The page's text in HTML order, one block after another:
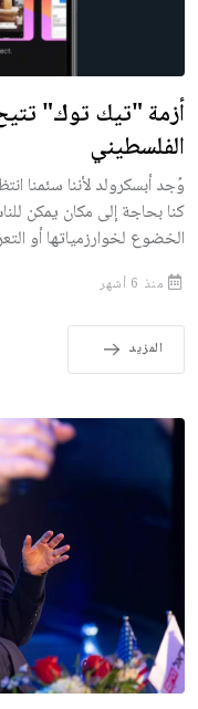
أزمة "تيك توك"
الفلسطيني
وُجد أبسكرولد لأننا سئمنا
كنا بحاجة إلى مكان يمكن
الخضوع لخوارزمياتها أو
منذ 6 أشهر
المزيد